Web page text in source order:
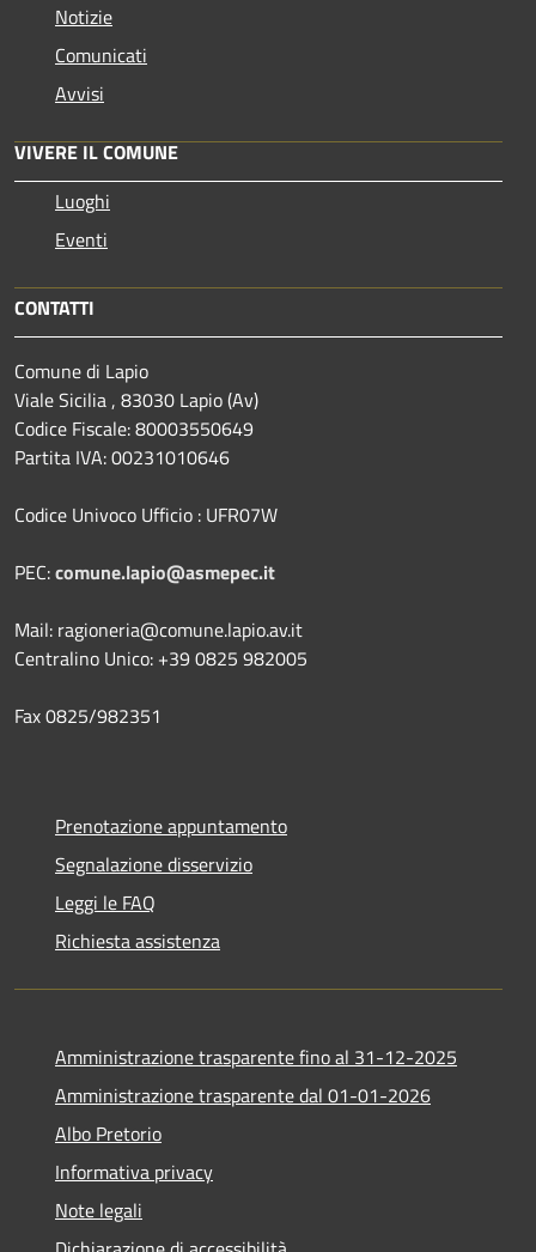
Notizie
Comunicati
Avvisi
VIVERE IL COMUNE
Luoghi
Eventi
CONTATTI
Comune di Lapio
Viale Sicilia , 83030 Lapio (Av)
Codice Fiscale: 80003550649
Partita IVA: 00231010646
Codice Univoco Ufficio : UFR07W
PEC:comune.lapio@asmepec.it
Mail: ragioneria@comune.lapio.av.it
Centralino Unico: +39 0825 982005
Fax 0825/982351
Prenotazione appuntamento
Segnalazione disservizio
Leggi le FAQ
Richiesta assistenza
Amministrazione trasparente fino al 31-12-2025
Amministrazione trasparente dal 01-01-2026
Albo Pretorio
Informativa privacy
Note legali